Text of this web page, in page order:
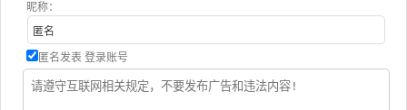
昵称：
匿名发表 登录账号